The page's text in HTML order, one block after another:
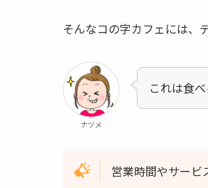
そんなコの字カフェには、
ナツメ
これは食
営業時間やサー